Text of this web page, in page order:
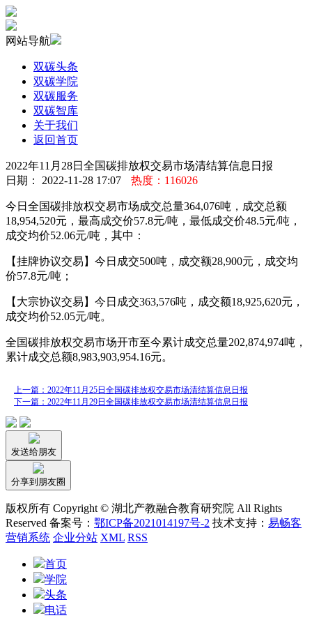
网站导航
双碳头条
双碳学院
双碳服务
双碳智库
关于我们
返回首页
2022年11月28日全国碳排放权交易市场清结算信息日报
日期： 2022-11-28 17:07
热度：116026
今日全国碳排放权交易市场成交总量364,076吨，成交总额
18,954,520元，最高成交价57.8元/吨，最低成交价48.5元/吨，
成交均价52.06元/吨，其中：
【挂牌协议交易】今日成交500吨，成交额28,900元，成交均
价57.8元/吨；
【大宗协议交易】今日成交363,576吨，成交额18,925,620元，
成交均价52.05元/吨。
全国碳排放权交易市场开市至今累计成交总量202,874,974吨，
累计成交总额8,983,903,954.16元。
上一篇：2022年11月25日全国碳排放权交易市场清结算信息日报
下一篇：2022年11月29日全国碳排放权交易市场清结算信息日报
发送给朋友
分享到朋友圈
版权所有 Copyright © 湖北产教融合教育研究院 All Rights
Reserved 备案号： 鄂ICP备2021014197号-2 技术支持： 易畅客
营销系统 企业分站 XML RSS
首页
学院
头条
电话